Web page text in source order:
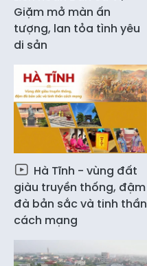
Giặm mở màn ấn
tượng, lan tỏa tình yêu
di sản
Hà Tĩnh - vùng đất
giàu truyền thống, đậm
đà bản sắc và tinh thần
cách mạng